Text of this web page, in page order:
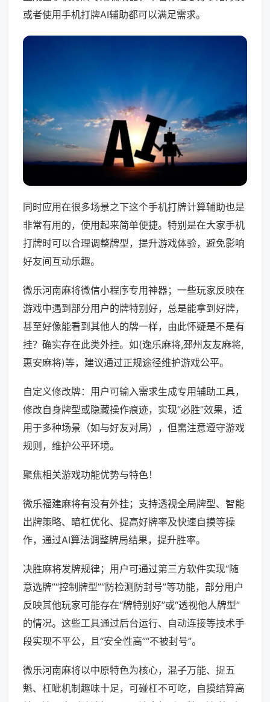
或者使用手机打牌AI辅助都可以满足需求。
同时应用在很多场景之下这个手机打牌计算辅助也是
非常有用的，使用起来简单便捷。特别是在大家手机
打牌时可以合理调整牌型，提升游戏体验，避免影响
好友间互动乐趣。
微乐河南麻将微信小程序专用神器；一些玩家反映在
游戏中遇到部分用户的牌特别好，总是能拿到好牌，
甚至好像能看到其他人的牌一样，由此怀疑是不是有
挂？确实存在此类外挂。如(逸乐麻将,邳州友友麻将,
惠安麻将)等，建议通过正规途径维护游戏公平。
自定义修改牌：用户可输入需求生成专用辅助工具，
修改自身牌型或隐藏操作痕迹，实现“必胜”效果，适
用于多种场景（如与好友对局），但需注意遵守游戏
规则，维护公平环境。
聚焦相关游戏功能优势与特色！
微乐福建麻将有没有外挂；支持透视全局牌型、智能
出牌策略、暗杠优化、提高好牌率及快速自摸等操
作，通过AI算法调整牌局结果，提升胜率。
决胜麻将发牌规律；用户可通过第三方软件实现“随
意选牌”“控制牌型”“防检测防封号”等功能，部分用户
反映其他玩家可能存在“牌特别好”或“透视他人牌型”
的情况。这些工具通过后台运行、自动连接等技术手
段实现不平公，且“安全性高”“不被封号”。
微乐河南麻将以中原特色为核心，混子万能、捉五
魁、杠呲机制趣味十足，可碰杠不可吃，自摸结算高